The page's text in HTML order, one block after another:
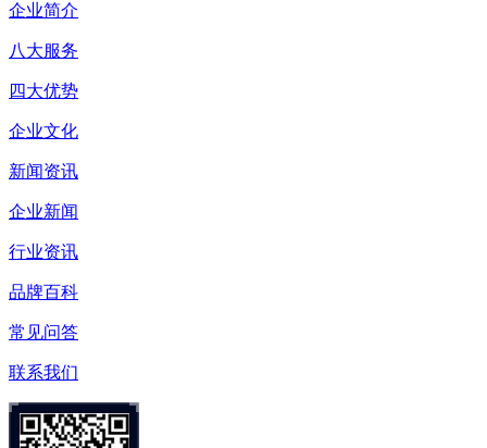
企业简介
八大服务
四大优势
企业文化
新闻资讯
企业新闻
行业资讯
品牌百科
常见问答
联系我们